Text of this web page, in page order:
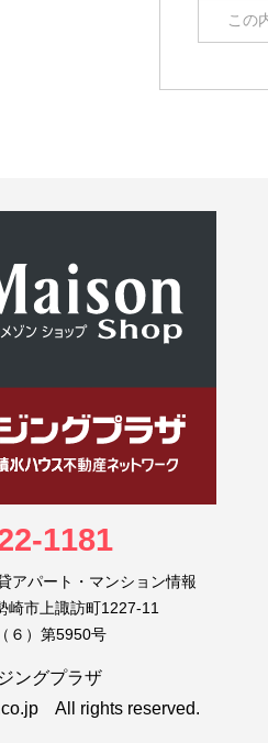
1181
アパート・マンション情報
市上諏訪町1227-11
６）第5950号
ングプラザ
All rights reserved.